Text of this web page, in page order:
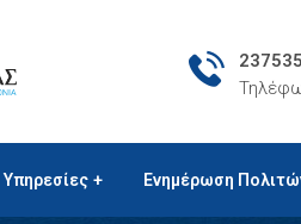
Υπηρεσίες Ενημέρωση